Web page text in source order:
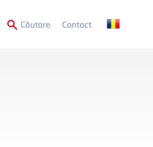
CăutareSecondary
Contact